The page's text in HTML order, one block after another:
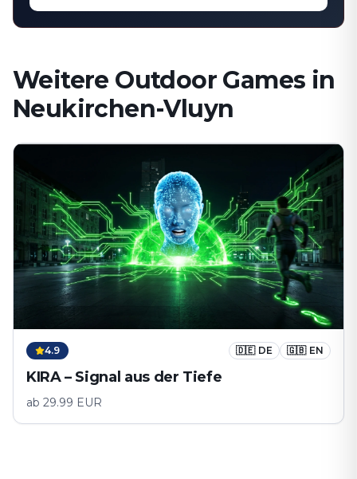
Weitere Outdoor Games in
Neukirchen-Vluyn
4.9 🇩🇪 DE 🇬🇧 EN
KIRA – Signal aus der Tiefe
ab 29.99 EUR